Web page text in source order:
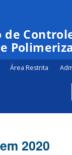
Área Restrita
2020